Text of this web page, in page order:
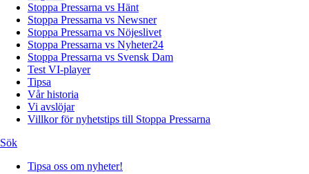
Stoppa Pressarna vs Hänt
Stoppa Pressarna vs Newsner
Stoppa Pressarna vs Nöjeslivet
Stoppa Pressarna vs Nyheter24
Stoppa Pressarna vs Svensk Dam
Test VI-player
Tipsa
Vår historia
Vi avslöjar
Villkor för nyhetstips till Stoppa Pressarna
Sök
Tipsa oss om nyheter!